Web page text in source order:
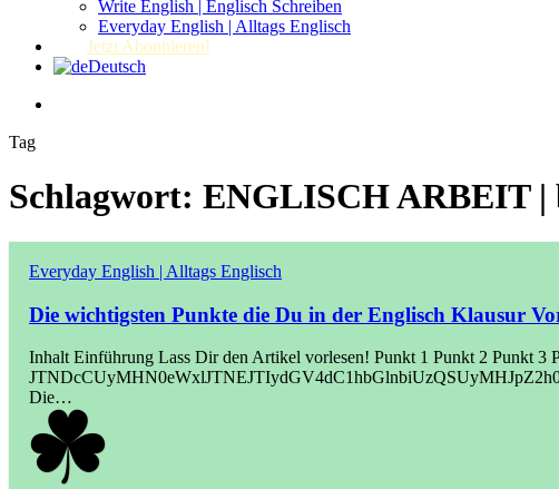
Write English | Englisch Schreiben
Everyday English | Alltags Englisch
Jetzt Abonnieren!
Deutsch
Tag
Schlagwort: ENGLISCH ARBEIT |
Everyday English | Alltags Englisch
Die wichtigsten Punkte die Du in der Englisch Klausur
Inhalt Einführung Lass Dir den Artikel vorlesen! Punkt 1 Punkt 2 Punkt 3
Die…